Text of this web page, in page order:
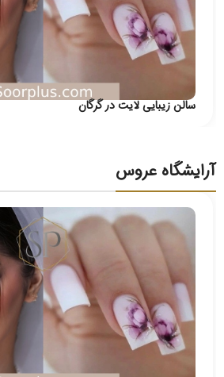
سالن زیبایی لایت در گرگان
آرایشگاه عروس